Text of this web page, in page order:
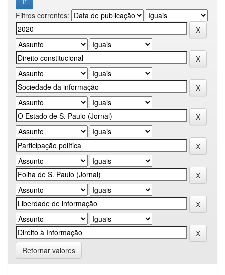
Filtros correntes:
Retornar valores